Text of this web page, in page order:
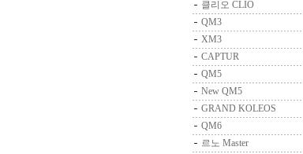
클리오 CLIO
QM3
XM3
CAPTUR
QM5
New QM5
GRAND KOLEOS
QM6
르노 Master